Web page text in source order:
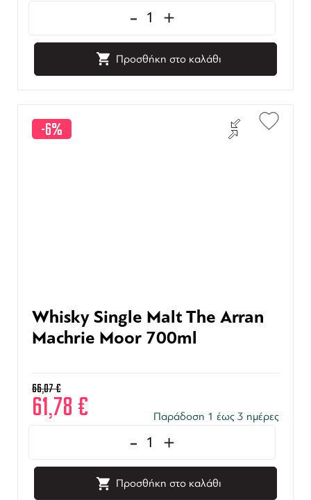
- +
Προσθήκη στο καλάθι
-6%
Whisky Single Malt The Arran
Machrie Moor 700ml
66,07€
61,78 € Παράδοση 1 έως 3 ημέρες
- +
Προσθήκη στο καλάθι